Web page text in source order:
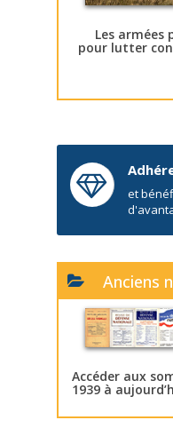
Les armées
pour lutter
et
Anciens
Accéder aux
1939 à